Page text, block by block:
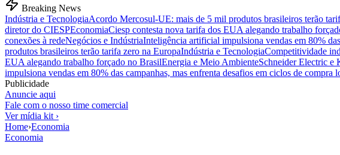
Breaking News
Indústria e TecnologiaAcordo Mercosul-UE: mais de 5 mil produtos brasileiros terão
diretor do CIESPEconomiaCiesp contesta nova tarifa dos EUA alegando trabalho
conexões à redeNegócios e IndústriaInteligência artificial impulsiona vendas em 80%
produtos brasileiros terão tarifa zero na EuropaIndústria e TecnologiaCompetitividade
EUA alegando trabalho forçado no BrasilEnergia e Meio AmbienteSchneider Electric e
impulsiona vendas em 80% das campanhas, mas enfrenta desafios em ciclos de compra
Publicidade
Anuncie aqui
Fale com o nosso time comercial
Ver mídia kit ›
Home›Economia
Economia